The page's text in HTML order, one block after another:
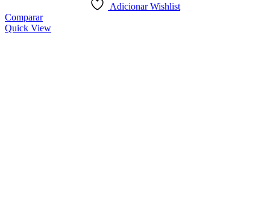
Adicionar Wishlist
Comparar
Quick View